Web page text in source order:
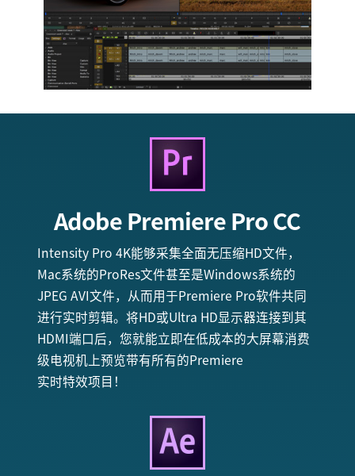
AdobePremiere Pro CC
Intensity Pro 4K能够采集全面无压缩HD文件，
Mac系统的ProRes文件甚至是Windows系统的
JPEG AVI文件，从而用于Premiere Pro软件共同
进行实时剪辑。将HD或Ultra HD显示器连接到其
HDMI端口后，您就能立即在低成本的大屏幕消费
级电视机上预览带有所有的Premiere
实时特效项目！